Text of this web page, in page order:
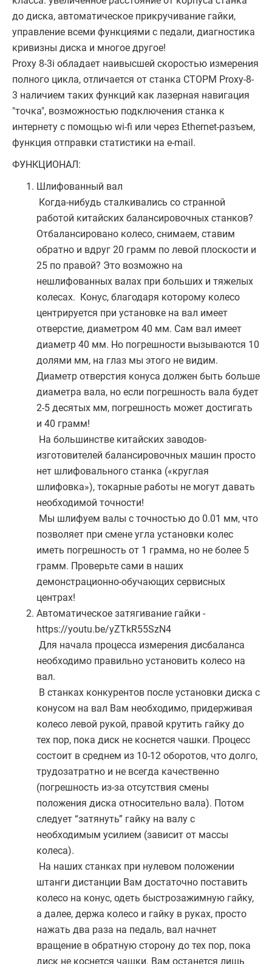
до диска, автоматическое прикручивание гайки,
управление всеми функциями с педали, диагностика
кривизны диска и многое другое!
Proxy 8-3i обладает наивысшей скоростью измерения
полного цикла, отличается от станка СТОРМ Proxy-8-
3 наличием таких функций как лазерная навигация
"точка", возможностью подключения станка к
интернету с помощью wi-fi или через Ethernet-разъем,
функция отправки статистики на e-mail.
ФУНКЦИОНАЛ:
Шлифованный вал
Когда-нибудь сталкивались со странной
работой китайских балансировочных станков?
Отбалансировано колесо, снимаем, ставим
обратно и вдруг 20 грамм по левой плоскости и
25 по правой? Это возможно на
нешлифованных валах при больших и тяжелых
колесах. Конус, благодаря которому колесо
центрируется при установке на вал имеет
отверстие, диаметром 40 мм. Сам вал имеет
диаметр 40 мм. Но погрешности вызываются 10
долями мм, на глаз мы этого не видим.
Диаметр отверстия конуса должен быть больше
диаметра вала, но если погрешность вала будет
2-5 десятых мм, погрешность может достигать
и 40 грамм!
На большинстве китайских заводов-
изготовителей балансировочных машин просто
нет шлифовального станка («круглая
шлифовка»), токарные работы не могут давать
необходимой точности!
Мы шлифуем валы с точностью до 0.01 мм, что
позволяет при смене угла установки колес
иметь погрешность от 1 грамма, но не более 5
грамм. Проверьте сами в наших
демонстрационно-обучающих сервисных
центрах!
Автоматическое затягивание гайки -
https://youtu.be/yZTkR55SzN4
Для начала процесса измерения дисбаланса
необходимо правильно установить колесо на
вал.
В станках конкурентов после установки диска с
конусом на вал Вам необходимо, придерживая
колесо левой рукой, правой крутить гайку до
тех пор, пока диск не коснется чашки. Процесс
состоит в среднем из 10-12 оборотов, что долго,
трудозатратно и не всегда качественно
(погрешность из-за отсутствия смены
положения диска относительно вала). Потом
следует “затянуть” гайку на валу с
необходимым усилием (зависит от массы
колеса).
На наших станках при нулевом положении
штанги дистанции Вам достаточно поставить
колесо на конус, одеть быстрозажимную гайку,
а далее, держа колесо и гайку в руках, просто
нажать два раза на педаль, вал начнет
вращение в обратную сторону до тех пор, пока
диск не коснется чашки. Вам останется лишь